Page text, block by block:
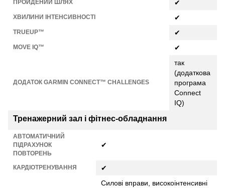
ПРОЙДЕНИЙ ШЛЯХ ✔
ХВИЛИНИ ІНТЕНСИВНОСТІ ✔
TRUEUP™ ✔
MOVE IQ™ ✔
ДОДАТОК GARMIN CONNECT™ CHALLENGES
так
(додаткова
програма
Connect
IQ)
Тренажерний зал і фітнес-обладнання
АВТОМАТИЧНИЙ
ПІДРАХУНОК
ПОВТОРЕНЬ
✔
КАРДІОТРЕНУВАННЯ ✔
Силові вправи, високоінтенсивні